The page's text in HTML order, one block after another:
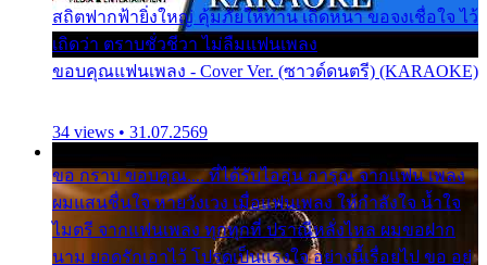
สถิตฟากฟ้ายิ่งใหญ่ คุ้มภัยให้ท่าน เถิดหนา ขอจงเชื่อใจ ไว้
เถิดว่า ตราบชั่วชีวา ไม่ลืมแฟนเพลง
ขอบคุณแฟนเพลง - Cover Ver. (ซาวด์ดนตรี) (KARAOKE)
34 views • 31.07.2569
ขอ กราบ ขอบคุณ.... ที่ได้รับไออุ่น การุณ จากแฟน เพลง
ผมแสนชื่นใจ หายวังเวง เมื่อแฟนเพลง ให้กำลังใจ น้ำใจ
ไมตรี จากแฟนเพลง ทุกทุกที่ ปราณีหลั่งไหล ผมขอฝาก
นาม ยอดรักเอาไว้ โปรดเป็นแรงใจ อย่างนี้เรื่อยไป ขอ อยู่